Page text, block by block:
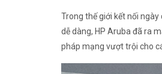
Trong thế giới kết nối
dễ dàng, HP Aruba đã ra
pháp mạng vượt trội cho